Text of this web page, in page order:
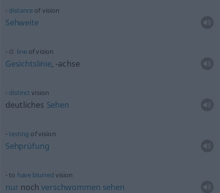
distance of vision
Sehweite
a. lineof vision
Gesichtslinie, -achse
distinct vision
deutliches Sehen
testing of vision
Sehprüfung
to have blurred vision
nur nochverschwommen sehen